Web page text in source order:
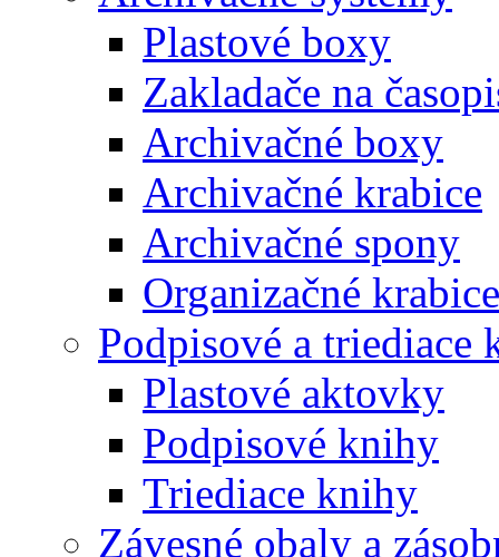
Plastové boxy
Zakladače na
Archivačné boxy
Archivačné krabice
Archivačné spony
Organizačné
Podpisové a triediace
Plastové aktovky
Podpisové knihy
Triediace knihy
Závesné obaly a